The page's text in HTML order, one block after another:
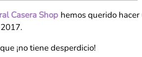
Casera Shop hemos querido
¡no tiene desperdicio!